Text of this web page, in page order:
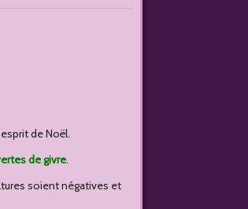
de Noël.
de givre.
soient négatives et